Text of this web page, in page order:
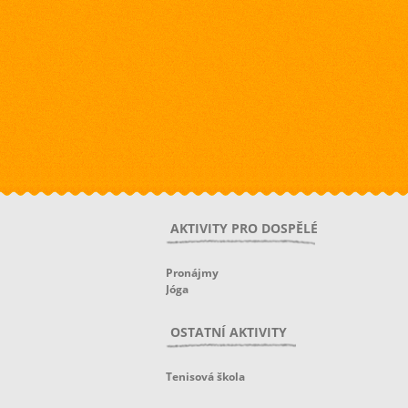
AKTIVITY PRO DOSPĚLÉ
Pronájmy
Jóga
OSTATNÍ AKTIVITY
Tenisová škola